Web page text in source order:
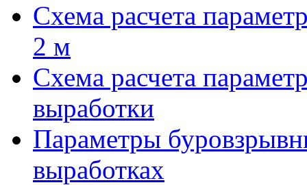
Схема расчета
2 м
Схема расчета
выработки
Параметры
выработках